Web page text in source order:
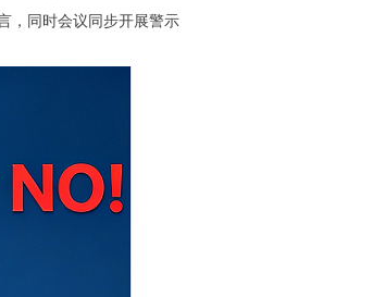
，同时会议同步开展警示